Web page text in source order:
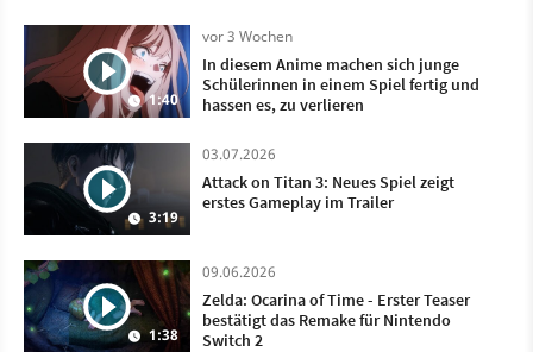
1:40
vor 3 Wochen
In diesem Anime machen sich junge
Schülerinnen in einem Spiel fertig und
hassen es, zu verlieren
3:19
03.07.2026
Attack on Titan 3: Neues Spiel zeigt
erstes Gameplay im Trailer
1:38
09.06.2026
Zelda: Ocarina of Time - Erster Teaser
bestätigt das Remake für Nintendo
Switch 2